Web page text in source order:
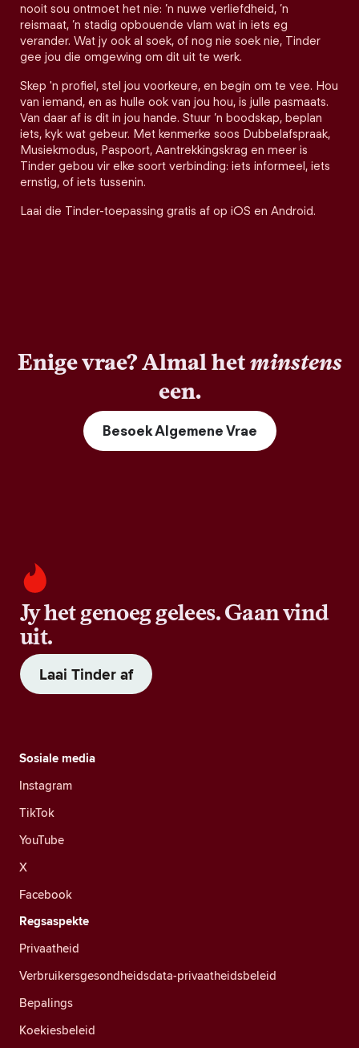
nooit sou ontmoet het nie: ’n nuwe verliefdheid, ’n
reismaat, ’n stadig opbouende vlam wat in iets eg
verander. Wat jy ook al soek, of nog nie soek nie, Tinder
gee jou die omgewing om dit uit te werk.
Skep 'n profiel, stel jou voorkeure, en begin om te vee. Hou
van iemand, en as hulle ook van jou hou, is julle pasmaats.
Van daar af is dit in jou hande. Stuur ’n boodskap, beplan
iets, kyk wat gebeur. Met kenmerke soos Dubbelafspraak,
Musiekmodus, Paspoort, Aantrekkingskrag en meer is
Tinder gebou vir elke soort verbinding: iets informeel, iets
ernstig, of iets tussenin.
Laai die Tinder-toepassing gratis af op iOS en Android.
Enige vrae? Almal hetminstens
een.
Besoek Algemene Vrae
Jy het genoeg gelees. Gaan vind
uit.
Laai Tinder af
Sosiale media
Instagram
TikTok
YouTube
X
Facebook
Regsaspekte
Privaatheid
Verbruikersgesondheidsdata-privaatheidsbeleid
Bepalings
Koekiesbeleid